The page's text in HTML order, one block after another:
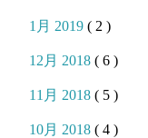
1月 2019( 2 )
12月 2018( 6 )
11月 2018( 5 )
10月 2018( 4 )